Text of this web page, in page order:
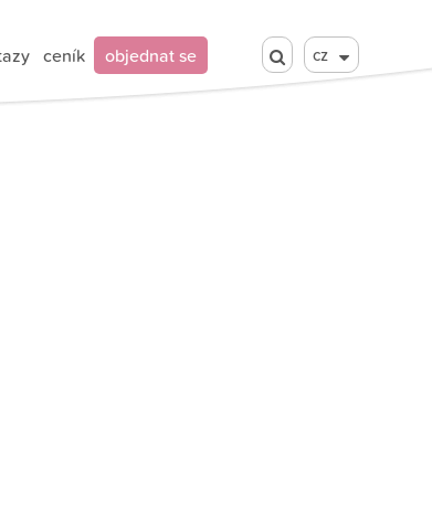
ceník objednat se cz